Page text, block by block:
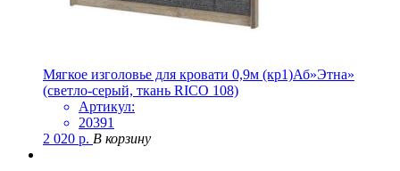
Мягкое изголовье для кровати 0,9м (кр1)Аб»Этна»
(светло-серый, ткань RICO 108)
Артикул:
20391
2 020 р. В корзину